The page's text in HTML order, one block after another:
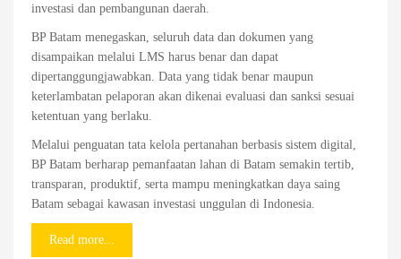
investasi dan pembangunan daerah.
BP Batam menegaskan, seluruh data dan dokumen yang
disampaikan melalui LMS harus benar dan dapat
dipertanggungjawabkan. Data yang tidak benar maupun
keterlambatan pelaporan akan dikenai evaluasi dan sanksi sesuai
ketentuan yang berlaku.
Melalui penguatan tata kelola pertanahan berbasis sistem digital,
BP Batam berharap pemanfaatan lahan di Batam semakin tertib,
transparan, produktif, serta mampu meningkatkan daya saing
Batam sebagai kawasan investasi unggulan di Indonesia.
Read more...